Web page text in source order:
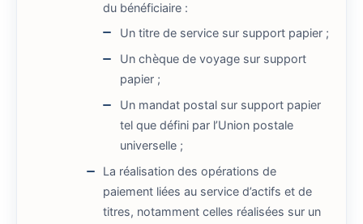
du bénéficiaire :
Un titre de service sur support papier ;
Un chèque de voyage sur support
papier ;
Un mandat postal sur support papier
tel que défini par l’Union postale
universelle ;
La réalisation des opérations de
paiement liées au service d’actifs et de
titres, notamment celles réalisées sur un